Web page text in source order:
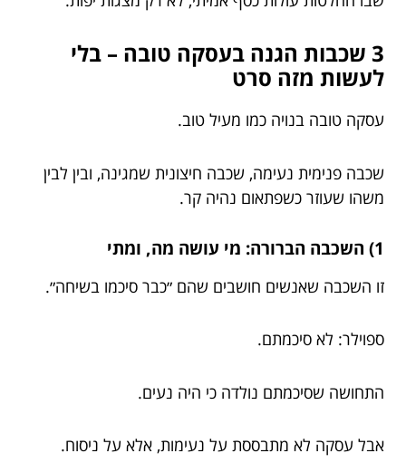
3 שכבות הגנה בעסקה טובה – בלי
לעשות מזה סרט
עסקה טובה בנויה כמו מעיל טוב.
שכבה פנימית נעימה, שכבה חיצונית שמגינה, ובין לבין
משהו שעוזר כשפתאום נהיה קר.
1) השכבה הברורה: מי עושה מה, ומתי
זו השכבה שאנשים חושבים שהם ״כבר סיכמו בשיחה״.
ספוילר: לא סיכמתם.
התחושה שסיכמתם נולדה כי היה נעים.
אבל עסקה לא מתבססת על נעימות, אלא על ניסוח.